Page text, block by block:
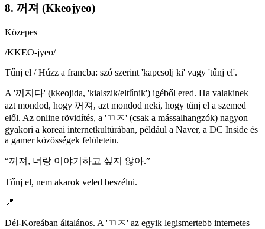
8. 꺼져 (Kkeojyeo)
Közepes
/KKEO-jyeo/
Tűnj el / Húzz a francba: szó szerint 'kapcsolj ki' vagy 'tűnj el'.
A '꺼지다' (kkeojida, 'kialszik/eltűnik') igéből ered. Ha valakinek
azt mondod, hogy 꺼져, azt mondod neki, hogy tűnj el a szemed
elől. Az online rövidítés, a 'ㄲㅈ' (csak a mássalhangzók) nagyon
gyakori a koreai internetkultúrában, például a Naver, a DC Inside és
a gamer közösségek felületein.
“꺼져, 너랑 이야기하고 싶지 않아.”
Tűnj el, nem akarok veled beszélni.
📍
Dél-Koreában általános. A 'ㄲㅈ' az egyik legismertebb internetes